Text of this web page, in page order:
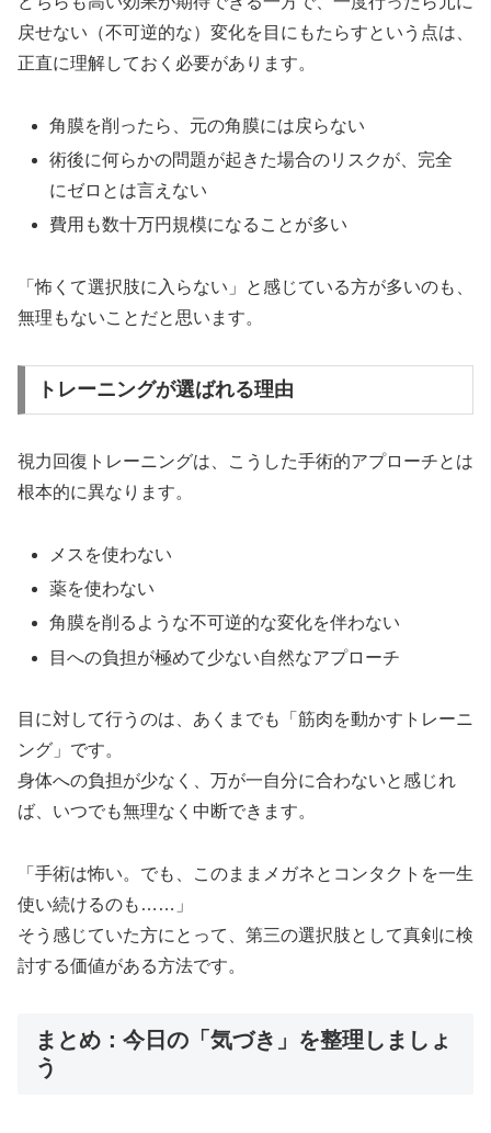
戻せない（不可逆的な）変化を目にもたらすという点は、
正直に理解しておく必要があります。
角膜を削ったら、元の角膜には戻らない
術後に何らかの問題が起きた場合のリスクが、完全
にゼロとは言えない
費用も数十万円規模になることが多い
「怖くて選択肢に入らない」と感じている方が多いのも、
無理もないことだと思います。
トレーニングが選ばれる理由
視力回復トレーニングは、こうした手術的アプローチとは
根本的に異なります。
メスを使わない
薬を使わない
角膜を削るような不可逆的な変化を伴わない
目への負担が極めて少ない自然なアプローチ
目に対して行うのは、あくまでも「筋肉を動かすトレーニ
ング」です。
身体への負担が少なく、万が一自分に合わないと感じれ
ば、いつでも無理なく中断できます。
「手術は怖い。でも、このままメガネとコンタクトを一生
使い続けるのも……」
そう感じていた方にとって、第三の選択肢として真剣に検
討する価値がある方法です。
まとめ：今日の「気づき」を整理しましょ
う